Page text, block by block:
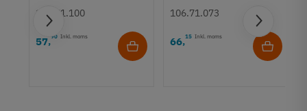
Børstet guldfarvet
106.71.100
57,90 Inkl. moms
struktur - Bronzefarve
106.71.073
66,15 Inkl. moms